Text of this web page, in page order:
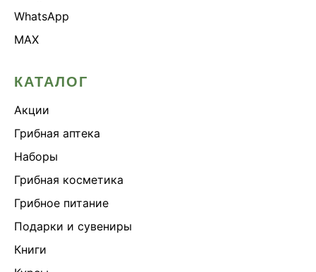
WhatsApp
MAX
КАТАЛОГ
Акции
Грибная аптека
Наборы
Грибная косметика
Грибное питание
Подарки и сувениры
Книги